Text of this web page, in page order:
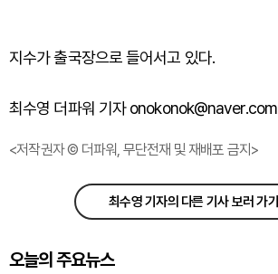
지수가출국장으로들어서고 있다.
최수영 더파워 기자 onokonok@naver.com
<저작권자 © 더파워, 무단전재 및 재배포 금지>
최수영 기자의 다른 기사 보러 가기
오늘의 주요뉴스